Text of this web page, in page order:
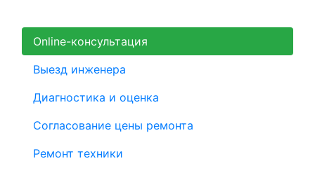
Online-консультация
Выезд инженера
Диагностика и оценка
Согласование цены ремонта
Ремонт техники